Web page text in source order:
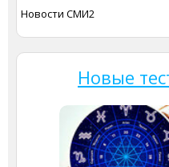
Новости СМИ2
Новые